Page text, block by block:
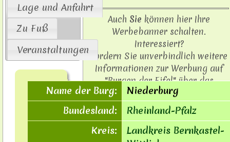
Lage und Anfahrt
Zu Fuß
Veranstaltungen
Name der Burg:
Niederburg
Bundesland:
Rheinland-Pfalz
Kreis:
Landkreis Bernkastel-
Auch Sie können hier Ihre
Werbebanner schalten.
Interessiert?
Fordern Sie unverbindlich weitere
Informationen zur Werbung auf
"Burgen der Eifel" über das
Kontaktformular